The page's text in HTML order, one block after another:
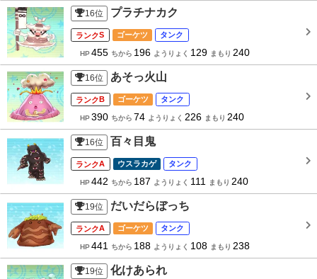
16位 プラチナカク
S ゴーケツ タンク
HP455 ちから 196 ようりょく 129 まもり 240
16位 あそっ火山
B ゴーケツ タンク
HP390 ちから 74 ようりょく 226 まもり 240
16位 百々目鬼
A ウスラカゲ タンク
HP442 ちから 187 ようりょく 111 まもり 240
19位 だいだらぼっち
A ゴーケツ タンク
HP441 ちから 188 ようりょく 108 まもり 238
19位 化けあられ